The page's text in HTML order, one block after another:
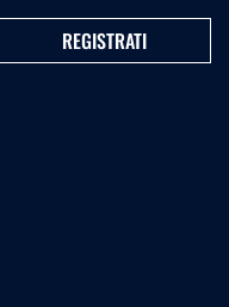
REGISTRATI